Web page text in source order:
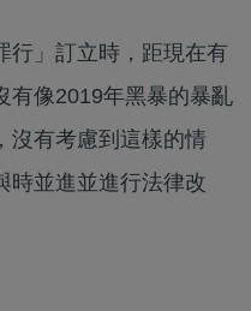
行」訂立時，距現在有
有像2019年黑暴的暴亂
沒有考慮到這樣的情
時並進並進行法律改